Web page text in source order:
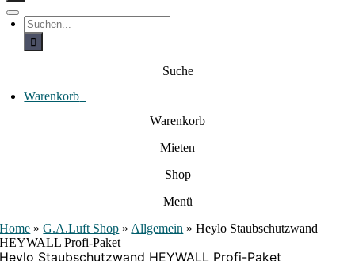
hT
o
a
S
u
h
c
h
Suche
Warenkorb
Warenkorb
Mieten
Shop
Menü
Home »G.A.Luft Shop » Allgemein »Heylo Staubschutzwand
HEYWALL Profi-Paket
Heylo Staubschutzwand HEYWALL Profi-Paket